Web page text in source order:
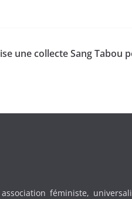
une collecte Sang Tabou
féministe,